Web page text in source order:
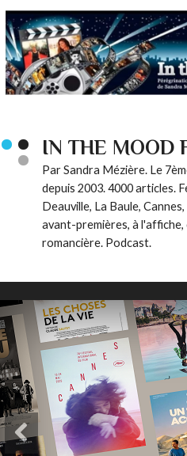
IN THE MOOD
Par Sandra Mézière. Le
depuis 2003. 4000 articles.
Deauville, La Baule,
avant-premières, à
romancière. Podcast.